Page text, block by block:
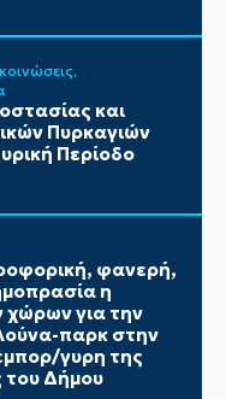
και
Πυρκαγιών
Περίοδο
φανερή,
η
χώρων για την
παρκ στην
γυρη της
του Δήμου